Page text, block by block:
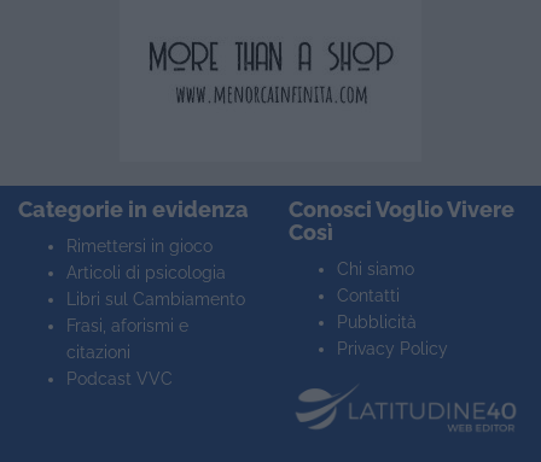
Categorie in evidenza
Rimettersi in gioco
Articoli di psicologia
Libri sul Cambiamento
Frasi, aforismi e
citazioni
Podcast VVC
Conosci Voglio Vivere
Così
Chi siamo
Contatti
Pubblicità
Privacy Policy